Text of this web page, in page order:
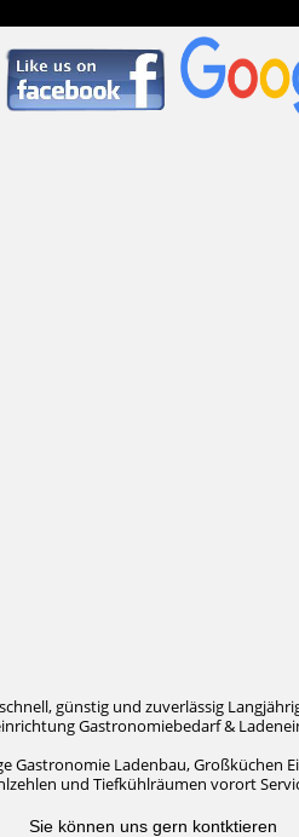
günstig und zuverlässig
Gastronomiebedarf &
Gastronomie Ladenbau, Großküchen
und Tiefkühlräumen vorort
Sie können uns gern kontktieren